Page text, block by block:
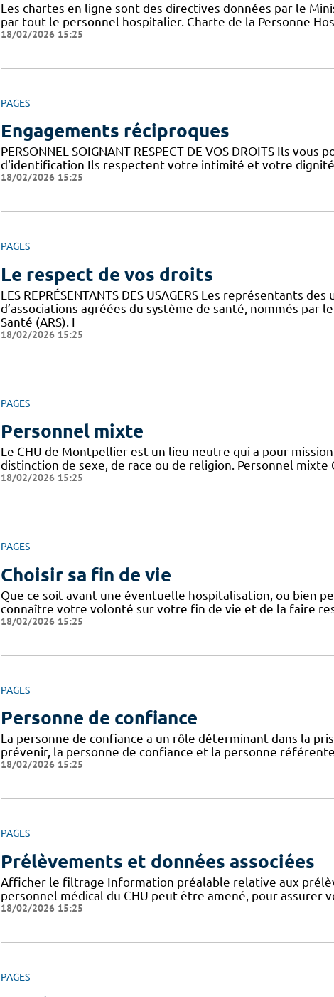
Les chartes en ligne sont des directives données par le
par tout le personnel hospitalier. Charte de la Personne
18/02/2026 15:25
PAGES
Engagements réciproques
PERSONNEL SOIGNANT RESPECT DE VOS DROITS Ils
d'identification Ils respectent votre intimité et votre
18/02/2026 15:25
PAGES
Le respect de vos droits
LES REPRÉSENTANTS DES USAGERS Les représentants
d’associations agréées du système de santé, nommés par
Santé (ARS). I
18/02/2026 15:25
PAGES
Personnel mixte
Le CHU de Montpellier est un lieu neutre qui a pour
distinction de sexe, de race ou de religion. Personnel
18/02/2026 15:25
PAGES
Choisir sa fin de vie
Que ce soit avant une éventuelle hospitalisation, ou bien
connaître votre volonté sur votre fin de vie et de la faire
18/02/2026 15:25
PAGES
Personne de confiance
La personne de confiance a un rôle déterminant dans la
prévenir, la personne de confiance et la personne
18/02/2026 15:25
PAGES
Prélèvements et données associées
Afficher le filtrage Information préalable relative aux
personnel médical du CHU peut être amené, pour assurer
18/02/2026 15:25
PAGES